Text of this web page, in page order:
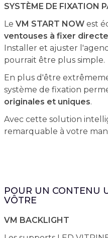
SYSTÈME DE FIXATION
Le VM START NOWest
ventouses à fixer
Installer et ajuster
pourrait être plus simple.
En plus d'être
système de fixation
originales et uniques.
Avec cette solution
remarquable à votre
POUR UN CONTENU
VÔTRE
VM BACKLIGHT